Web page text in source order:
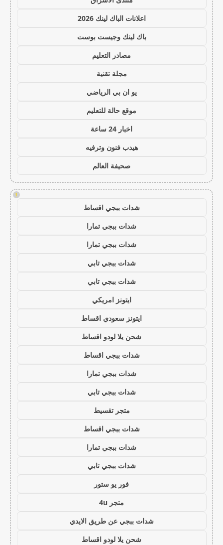
اعلانات الباك لينك 2026
باك لينك وجيست بوست
مصادر التعليم
مجلة تقنية
يو ان بي الرياضي
موقع حالة للتعليم
اخبار 24 ساعة
هيدب فنون وترفيه
صحيفة العالم
!
شدات ببجي اقساط
شدات ببجي تمارا
شدات ببجي تمارا
شدات ببجي تابي
شدات ببجي تابي
ايتونز امريكي
ايتونز سعودي اقساط
شحن يلا لودو اقساط
شدات ببجي اقساط
شدات ببجي تمارا
شدات ببجي تابي
متجر تقسيط
شدات ببجي اقساط
شدات ببجي تمارا
شدات ببجي تابي
فور يو ستور
متجر 4u
شدات ببجي عن طريق الايدي
شحن يلا لودو اقساط